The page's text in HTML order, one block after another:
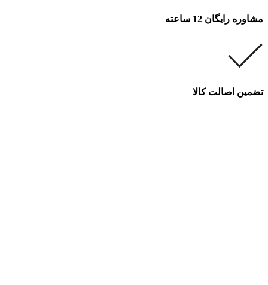
مشاوره رایگان 12 ساعته
تضمین اصالت کالا